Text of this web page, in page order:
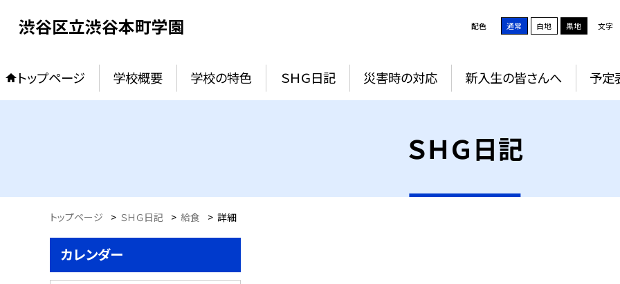
渋谷区立渋谷本町学園 配色 通常 白地 黒地 文字
トップページ 学校概要 学校の特色 ＳＨＧ日記 災害時の対応 新入生の皆さんへ 予定
ＳＨＧ日記
トップページ > ＳＨＧ日記 > 給食 > 詳細
カレンダー